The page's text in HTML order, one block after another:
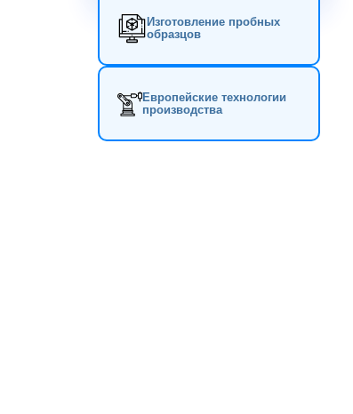
Изготовление пробных
образцов
Европейские технологии
производства